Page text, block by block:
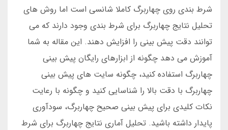
شرط بندی روی چهاربرگ کاملا شانسی است اما روش های
تحلیل نتایج چهاربرگ برای شرط بندی وجود دارند که می
توانند دقت پیش بینی را افزایش دهند. این مقاله به شما
آموزش می دهد چگونه از ابزارهای رایگان پیش بینی
چهاربرگ استفاده کنید، چگونه سایت های پیش بینی
چهاربرگ با دقت بالا را شناسایی کنید و چگونه با رعایت
نکات کلیدی برای پیش بینی صحیح چهاربرگ، سودآوری
پایدار داشته باشید. تحلیل آماری نتایج چهاربرگ برای شرط